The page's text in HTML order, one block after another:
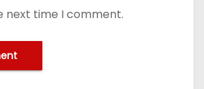
next time I comment.